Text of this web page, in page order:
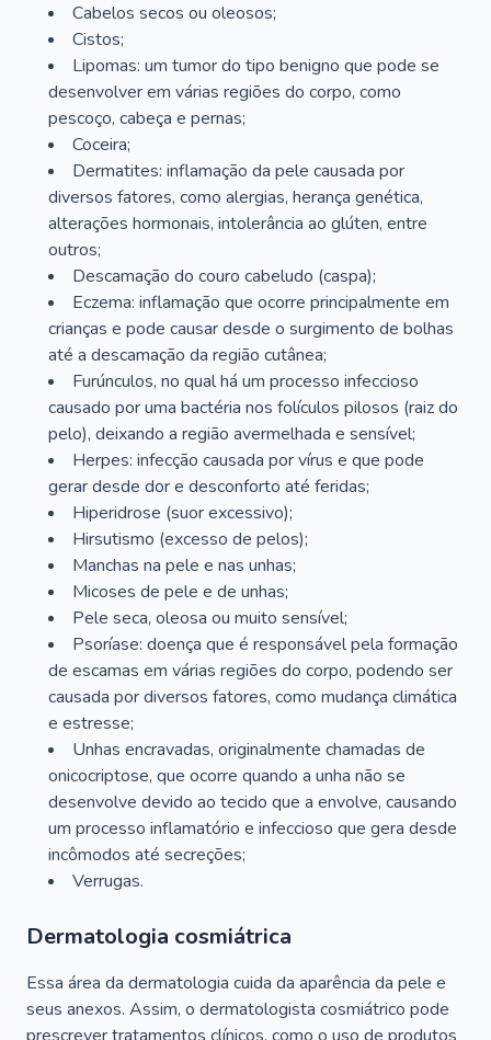
Cabelos secos ou oleosos;
Cistos;
Lipomas: um tumor do tipo benigno que pode se
desenvolver em várias regiões do corpo, como
pescoço, cabeça e pernas;
Coceira;
Dermatites: inflamação da pele causada por
diversos fatores, como alergias, herança genética,
alterações hormonais, intolerância ao glúten, entre
outros;
Descamação do couro cabeludo (caspa);
Eczema: inflamação que ocorre principalmente em
crianças e pode causar desde o surgimento de bolhas
até a descamação da região cutânea;
Furúnculos, no qual há um processo infeccioso
causado por uma bactéria nos folículos pilosos (raiz do
pelo), deixando a região avermelhada e sensível;
Herpes: infecção causada por vírus e que pode
gerar desde dor e desconforto até feridas;
Hiperidrose (suor excessivo);
Hirsutismo (excesso de pelos);
Manchas na pele e nas unhas;
Micoses de pele e de unhas;
Pele seca, oleosa ou muito sensível;
Psoríase: doença que é responsável pela formação
de escamas em várias regiões do corpo, podendo ser
causada por diversos fatores, como mudança climática
e estresse;
Unhas encravadas, originalmente chamadas de
onicocriptose, que ocorre quando a unha não se
desenvolve devido ao tecido que a envolve, causando
um processo inflamatório e infeccioso que gera desde
incômodos até secreções;
Verrugas.
Dermatologia cosmiátrica
Essa área da dermatologia cuida da aparência da pele e
seus anexos. Assim, o dermatologista cosmiátrico pode